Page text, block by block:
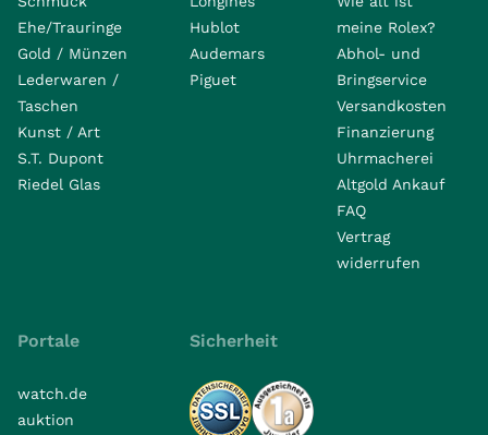
Ehe/Trauringe
Gold / Münzen
Lederwaren /
Taschen
Kunst / Art
S.T. Dupont
Riedel Glas
Hublot
Audemars
Piguet
meine Rolex?
Abhol- und
Bringservice
Versandkosten
Finanzierung
Uhrmacherei
Altgold Ankauf
FAQ
Vertrag
widerrufen
Portale
watch.de
auktion
Sicherheit